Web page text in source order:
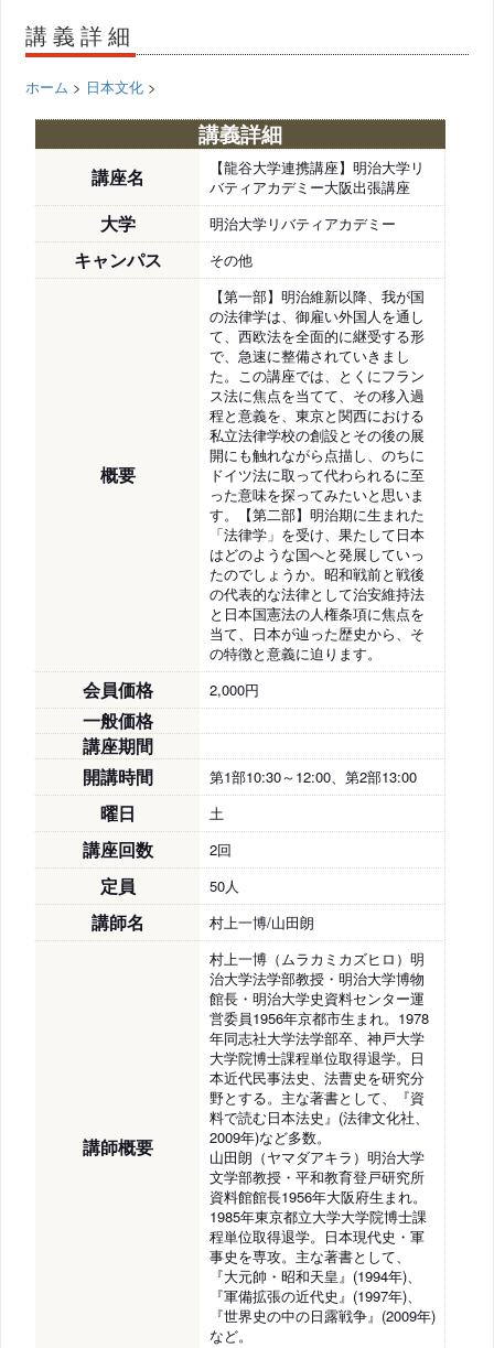
講義詳細
ホーム > 日本文化 >
講義詳細
講座名
【龍谷大学連携講座】明治大学リ
バティアカデミー大阪出張講座
大学 明治大学リバティアカデミー
キャンパス その他
概要
【第一部】明治維新以降、我が国
の法律学は、御雇い外国人を通し
て、西欧法を全面的に継受する形
で、急速に整備されていきまし
た。この講座では、とくにフラン
ス法に焦点を当てて、その移入過
程と意義を、東京と関西における
私立法律学校の創設とその後の展
開にも触れながら点描し、のちに
ドイツ法に取って代わられるに至
った意味を探ってみたいと思いま
す。【第二部】明治期に生まれた
「法律学」を受け、果たして日本
はどのような国へと発展していっ
たのでしょうか。昭和戦前と戦後
の代表的な法律として治安維持法
と日本国憲法の人権条項に焦点を
当て、日本が辿った歴史から、そ
の特徴と意義に迫ります。
会員価格 2,000円
一般価格
講座期間
開講時間
第1部10:30～12:00、第2部13:00
曜日 土
講座回数 2回
定員 50人
講師名 村上一博/山田朗
講師概要
村上一博（ムラカミカズヒロ）明
治大学法学部教授・明治大学博物
館長・明治大学史資料センター運
営委員1956年京都市生まれ。1978
年同志社大学法学部卒、神戸大学
大学院博士課程単位取得退学。日
本近代民事法史、法曹史を研究分
野とする。主な著書として、『資
料で読む日本法史』(法律文化社、
2009年)など多数。
山田朗（ヤマダアキラ）明治大学
文学部教授・平和教育登戸研究所
資料館館長1956年大阪府生まれ。
1985年東京都立大学大学院博士課
程単位取得退学。日本現代史・軍
事史を専攻。主な著書として、
『大元帥・昭和天皇』(1994年)、
『軍備拡張の近代史』(1997年)、
『世界史の中の日露戦争』(2009年)
など。